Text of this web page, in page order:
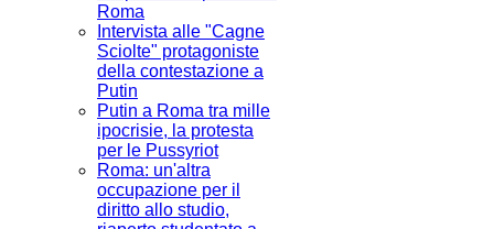
Roma
Intervista alle "Cagne
Sciolte" protagoniste
della contestazione a
Putin
Putin a Roma tra mille
ipocrisie, la protesta
per le Pussyriot
Roma: un'altra
occupazione per il
diritto allo studio,